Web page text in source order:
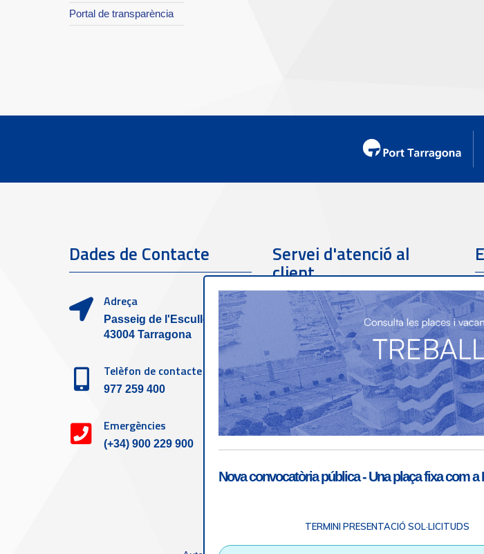
Portal de transparència
Dades de Contacte
Adreça
Passeig de l'Escullera s/n,
43004 Tarragona
Telèfon de contacte
977 259 400
Emergències
(+34) 900 229 900
Servei d'atenció al
client
Telèfon de contacte
977 259 462
Email de contacte
sac@porttarragona.cat
Informació SAC
Accès a SAC ( Servei
Nota legal|Info RGPD| Informació de
Nova convocatòria pública - Una plaça fixa com
TERMINI PRESENTACIÓ SOL·LICITUDS